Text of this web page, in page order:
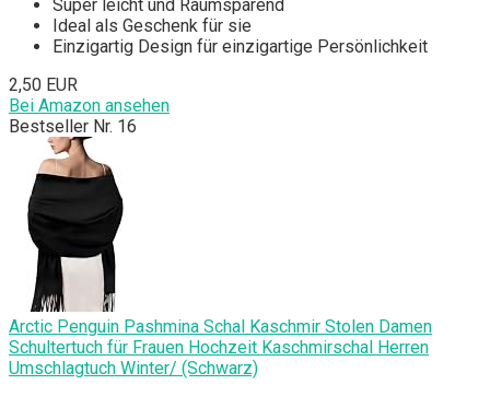
Super leicht und Raumsparend
Ideal als Geschenk für sie
Einzigartig Design für einzigartige Persönlichkeit
2,50 EUR
Bei Amazon ansehen
Bestseller Nr. 16
Arctic Penguin Pashmina Schal Kaschmir Stolen Damen
Schultertuch für Frauen Hochzeit Kaschmirschal Herren
Umschlagtuch Winter/ (Schwarz)